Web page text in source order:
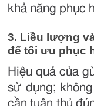
khả năng phục
3. Liều lượng
để tối ưu phục
Hiệu quả của
sử dụng;
cần tuân thủ